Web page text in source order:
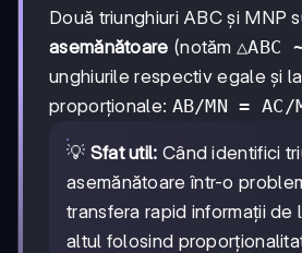
Două triunghiuri ABC și MNP
asemănătoare (notăm △ABC
unghiurile respectiv egale și
proporționale: AB/MN = AC/
💡 Sfat util: Când identifici
asemănătoare într-o
transfera rapid informații de
altul folosind